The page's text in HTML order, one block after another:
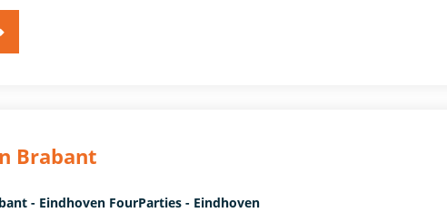
Brabant
- Eindhoven FourParties - Eindhoven